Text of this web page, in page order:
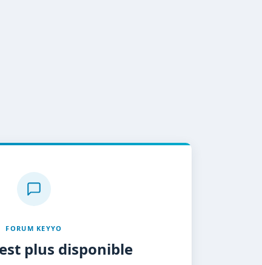
FORUM KEYYO
plus disponible